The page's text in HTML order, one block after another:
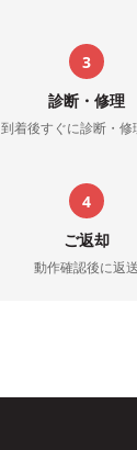
3
診断・修理
到着後すぐに診断・修
4
ご返却
動作確認後に返送